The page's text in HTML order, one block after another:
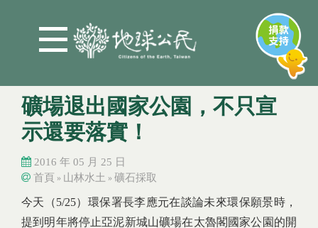
礦場退出國家公園，不只宣
示還要落實！
2016 年 05 月 25 日
您在這裡
首頁 » 山林水土 » 礦石採取
您在這裡
今天（5/25）環保署長李應元在談論未來環保願景時，
提到明年將停止亞泥新城山礦場在太魯閣國家公園的開